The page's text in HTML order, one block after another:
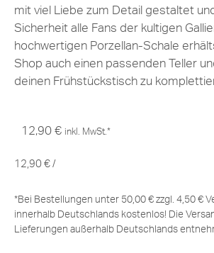
mit viel Liebe zum Detail gestaltet
Sicherheit alle Fans der kultigen
hochwertigen Porzellan-Schale
Shop auch einen passenden Teller
deinen Frühstückstisch zu
12,90 € inkl. MwSt.*
12,90 € /
*Bei Bestellungen unter 50,00 € zzgl. 4,50 €
innerhalb Deutschlands kostenlos! Die
Lieferungen außerhalb Deutschlands